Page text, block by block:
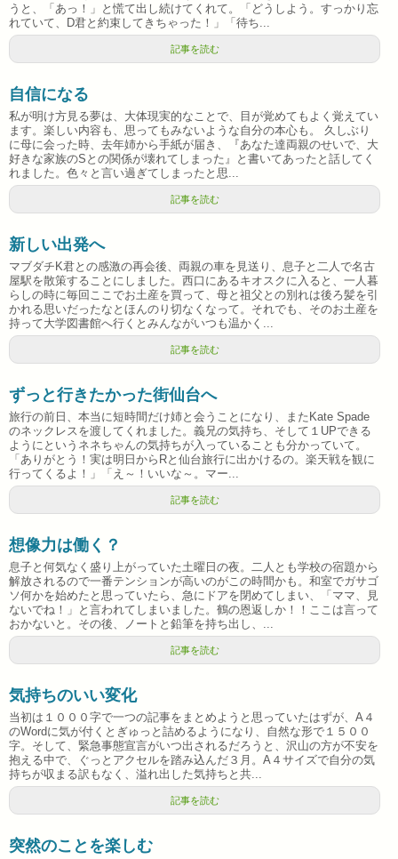
うと、「あっ！」と慌て出し続けてくれて。「どうしよう。すっかり忘
れていて、D君と約束してきちゃった！」「待ち...
記事を読む
自信になる
私が明け方見る夢は、大体現実的なことで、目が覚めてもよく覚えてい
ます。楽しい内容も、思ってもみないような自分の本心も。 久しぶり
に母に会った時、去年姉から手紙が届き、『あなた達両親のせいで、大
好きな家族のSとの関係が壊れてしまった』と書いてあったと話してく
れました。色々と言い過ぎてしまったと思...
記事を読む
新しい出発へ
マブダチK君との感激の再会後、両親の車を見送り、息子と二人で名古
屋駅を散策することにしました。西口にあるキオスクに入ると、一人暮
らしの時に毎回ここでお土産を買って、母と祖父との別れは後ろ髪を引
かれる思いだったなとほんのり切なくなって。それでも、そのお土産を
持って大学図書館へ行くとみんながいつも温かく...
記事を読む
ずっと行きたかった街仙台へ
旅行の前日、本当に短時間だけ姉と会うことになり、またKate Spade
のネックレスを渡してくれました。義兄の気持ち、そして１UPできる
ようにというネネちゃんの気持ちが入っていることも分かっていて。
「ありがとう！実は明日からRと仙台旅行に出かけるの。楽天戦を観に
行ってくるよ！」「え～！いいな～。マー...
記事を読む
想像力は働く？
息子と何気なく盛り上がっていた土曜日の夜。二人とも学校の宿題から
解放されるので一番テンションが高いのがこの時間かも。和室でガサゴ
ソ何かを始めたと思っていたら、急にドアを閉めてしまい、「ママ、見
ないでね！」と言われてしまいました。鶴の恩返しか！！ここは言って
おかないと。その後、ノートと鉛筆を持ち出し、...
記事を読む
気持ちのいい変化
当初は１０００字で一つの記事をまとめようと思っていたはずが、A４
のWordに気が付くとぎゅっと詰めるようになり、自然な形で１５００
字。そして、緊急事態宣言がいつ出されるだろうと、沢山の方が不安を
抱える中で、ぐっとアクセルを踏み込んだ３月。A４サイズで自分の気
持ちが収まる訳もなく、溢れ出した気持ちと共...
記事を読む
突然のことを楽しむ